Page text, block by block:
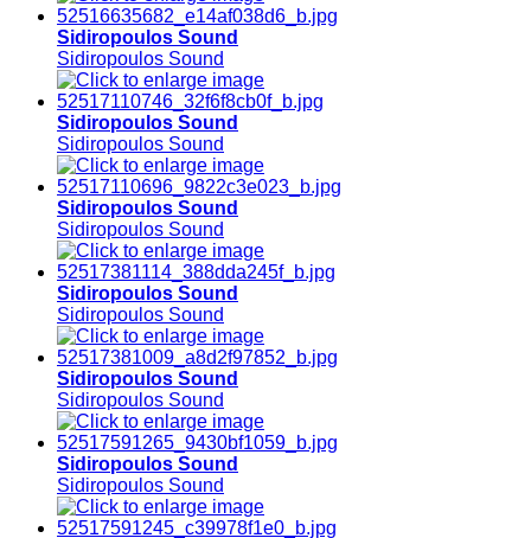
Sidiropoulos Sound
Sidiropoulos Sound
Sidiropoulos Sound
Sidiropoulos Sound
Sidiropoulos Sound
Sidiropoulos Sound
Sidiropoulos Sound
Sidiropoulos Sound
Sidiropoulos Sound
Sidiropoulos Sound
Sidiropoulos Sound
Sidiropoulos Sound